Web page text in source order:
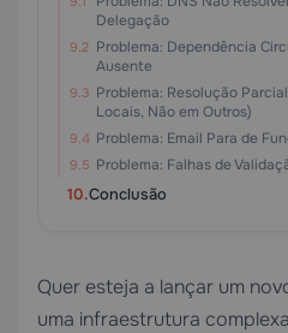
Delegação
Problema: Dependência
Ausente
Problema: Resolução
Locais, Não em Outros)
Problema: Email Para de
Problema: Falhas de
Conclusão
Quer esteja a lançar um
uma infraestrutura